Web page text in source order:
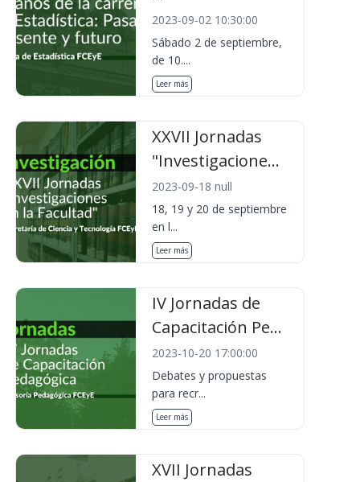
2023-09-02 10:30:00
Sábado 2 de septiembre,
de 10....
Leer más
XXVII Jornadas
"Investigacione...
2023-09-18 null
18, 19 y 20 de septiembre
en l...
Leer más
IV Jornadas de
Capacitación Pe...
2023-10-20 17:00:00
Debates y propuestas
para recr...
Leer más
XVII Jornadas